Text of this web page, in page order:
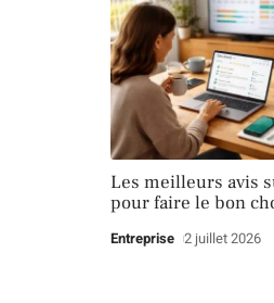
Les meilleurs avis
pour faire le bon
Entreprise 2 juillet 2026